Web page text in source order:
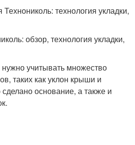
технология укладки,
обзор, технология укладки,
учитывать множество
таких как уклон крыши и
сделано основание, а также и